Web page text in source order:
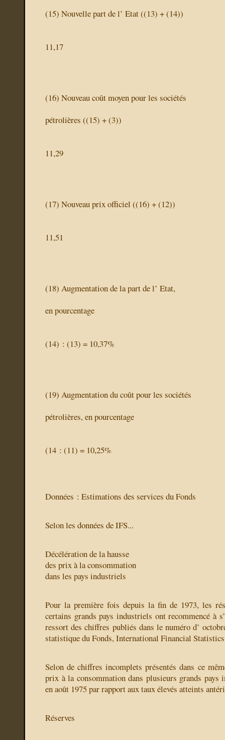
(15) Nouvelle part de l’ Etat((13) + (14))
11,17
(16) Nouveau coût moyen pour les sociétés
pétrolières ((15) + (3))
11,29
(17) Nouveau prix officiel ((16) + (12))
11,51
(18) Augmentation de la part de l’ Etat,
en pourcentage
(14) : (13) = 10,37%
(19) Augmentation du coût pour les sociétés
pétrolières, en pourcentage
(14 : (11) = 10,25%
Données : Estimations des services du Fonds
Selon les données de IFS...
Décélération de la hausse
des prix à la consommation
dans les pays industriels
Pour la première fois depuis la fin de 1973, les
certains grands pays industriels ont recommencé à
ressort des chiffres publiés dans le numéro d’
statistique du Fonds, International Financial
Selon de chiffres incomplets présentés dans ce
prix à la consommation dans plusieurs grands pays
en août 1975 par rapport aux taux élevés atteints
Réserves